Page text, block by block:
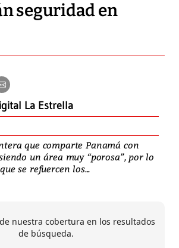
seguridad en
La Estrella
que comparte Panamá con
un área muy “porosa”, por lo
se refuercen los...
nuestra cobertura en los resultados
de búsqueda.